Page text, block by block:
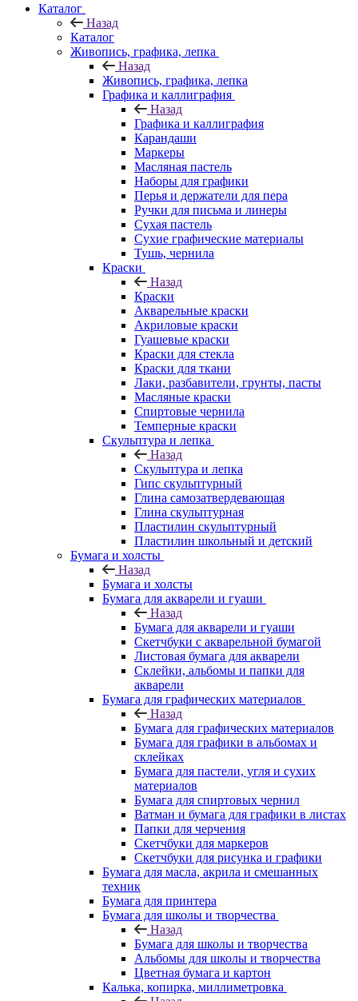
Каталог
Назад
Каталог
Живопись, графика, лепка
Назад
Живопись, графика, лепка
Графика и каллиграфия
Назад
Графика и каллиграфия
Карандаши
Маркеры
Масляная пастель
Наборы для графики
Перья и держатели для пера
Ручки для письма и линеры
Сухая пастель
Сухие графические материалы
Тушь, чернила
Краски
Назад
Краски
Акварельные краски
Акриловые краски
Гуашевые краски
Краски для стекла
Краски для ткани
Лаки, разбавители, грунты, пасты
Масляные краски
Спиртовые чернила
Темперные краски
Скульптура и лепка
Назад
Скульптура и лепка
Гипс скульптурный
Глина самозатвердевающая
Глина скульптурная
Пластилин скульптурный
Пластилин школьный и детский
Бумага и холсты
Назад
Бумага и холсты
Бумага для акварели и гуаши
Назад
Бумага для акварели и гуаши
Скетчбуки с акварельной бумагой
Листовая бумага для акварели
Склейки, альбомы и папки для
акварели
Бумага для графических материалов
Назад
Бумага для графических материалов
Бумага для графики в альбомах и
склейках
Бумага для пастели, угля и сухих
материалов
Бумага для спиртовых чернил
Ватман и бумага для графики в листах
Папки для черчения
Скетчбуки для маркеров
Скетчбуки для рисунка и графики
Бумага для масла, акрила и смешанных
техник
Бумага для принтера
Бумага для школы и творчества
Назад
Бумага для школы и творчества
Альбомы для школы и творчества
Цветная бумага и картон
Калька, копирка, миллиметровка